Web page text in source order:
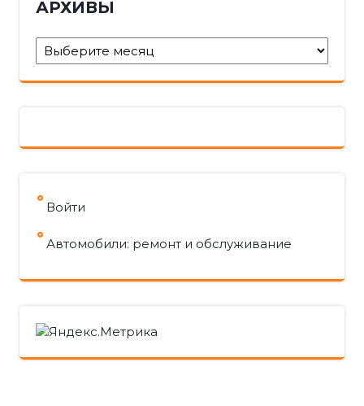
АРХИВЫ
Архивы
Войти
Автомобили: ремонт и обслуживание